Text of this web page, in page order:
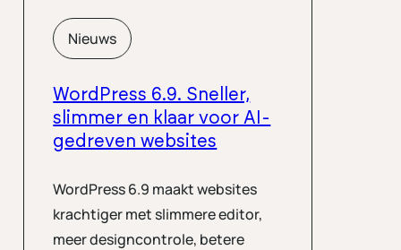
Nieuws
WordPress 6.9. Sneller,
slimmer en klaar voor AI-
gedreven websites
WordPress 6.9 maakt websites
krachtiger met slimmere editor,
meer designcontrole, betere